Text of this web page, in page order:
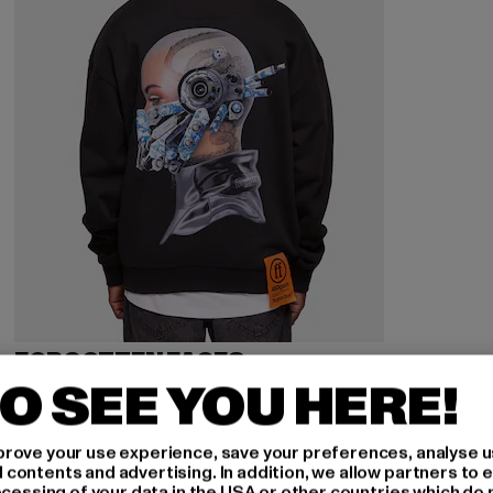
FORGOTTEN FACES
The Mask Ultra Heavy Cotton Box
61,59 EUR
Derzeitiger Preis: 61,59 EUR
79,99 EUR Aktionspreis: 79,99 EUR
SEE YOU HERE!
your use experience, save your preferences, analyse
and advertising. In addition, we allow partners to